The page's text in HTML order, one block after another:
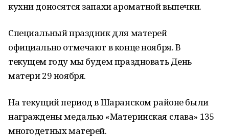
кухни доносятся запахи ароматной выпечки.
Специальный праздник для матерей
официально отмечают в конце ноября. В
текущем году мы будем праздновать День
матери 29 ноября.
На текущий период в Шаранском районе были
награждены медалью «Материнская слава» 135
многодетных матерей.